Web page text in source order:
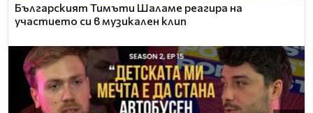
Българският Тимъти Шаламе реагира на
участието си в музикален клип